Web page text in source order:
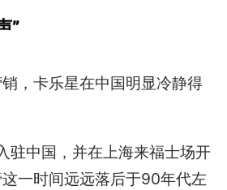
”
，卡乐星在中国明显冷静得
驻中国，并在上海来福士场开
一时间远远落后于90年代左